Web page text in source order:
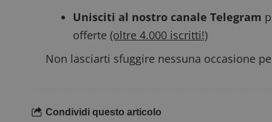
Unisciti al nostro canale Telegram
offerte(oltre 4.000 iscritti!)
Non lasciarti sfuggire nessuna occasione
Condividi questo articolo
_pk_ses.1.938b